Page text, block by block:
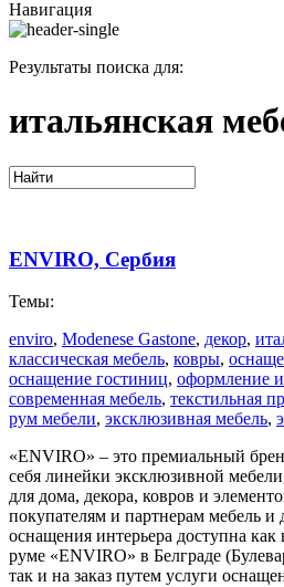
Навигация
Результаты поиска для:
итальянская
ENVIRO, Сербия
Темы:
enviro, Modenese Gastone, декор,
классическая мебель, ковры,
оснащение гостиниц, оформление
современная мебель, текстильная
рум мебели, эксклюзивная мебель,
«ENVIRO» – это премиальный
себя линейки эксклюзивной
для дома, декора, ковров и
покупателям и партнерам мебель и
оснащения интерьера доступна
руме «ENVIRO» в Белграде
так и на заказ путем услуги